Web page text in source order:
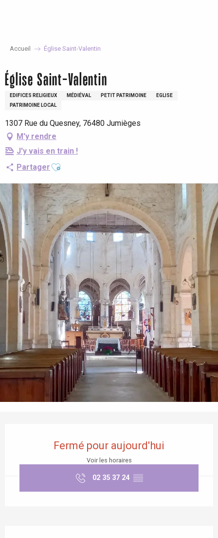
Accueil Église Saint-Valentin
Église Saint-Valentin
EDIFICES RELIGIEUX MÉDIÉVAL PETIT PATRIMOINE
EGLISE
PATRIMOINE LOCAL
1307 Rue du Quesney, 76480 Jumièges
M'y rendre
J'y vais en train !
Partager Ajouter aux favoris
Fermé pour aujourd'hui
Voir les horaires
02 35 37 24 ▒▒